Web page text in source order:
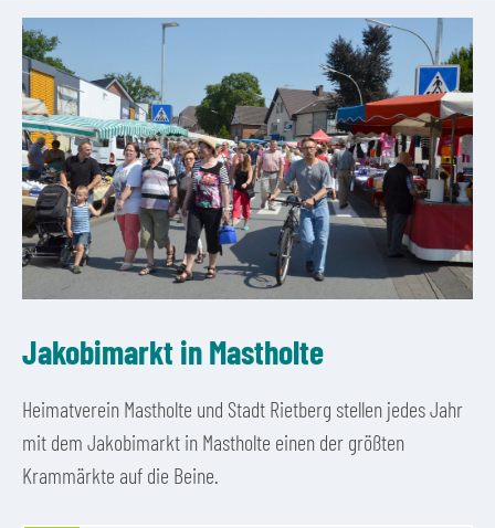
Jakobimarkt in Mastholte
Heimatverein Mastholte und Stadt Rietberg stellen jedes Jahr
mit dem Jakobimarkt in Mastholte einen der größten
Krammärkte auf die Beine.